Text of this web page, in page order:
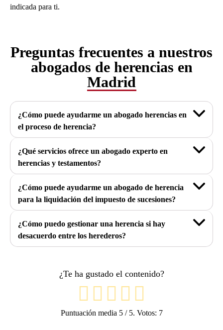
indicada para ti.
Preguntas frecuentes a nuestros
abogados de herencias en
Madrid
¿Cómo puede ayudarme un abogado herencias en
el proceso de herencia?
¿Qué servicios ofrece un abogado experto en
herencias y testamentos?
¿Cómo puede ayudarme un abogado de herencia
para la liquidación del impuesto de sucesiones?
¿Cómo puedo gestionar una herencia si hay
desacuerdo entre los herederos?
¿Te ha gustado el contenido?
Puntuación media 5/ 5. Votos: 7